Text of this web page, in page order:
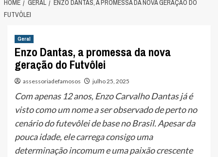
HOME GERAL
ENZO DANTAS, A PROMESSA DA NOVA GERAÇÃO DO
FUTVÔLEI
Geral
Enzo Dantas, a promessa da nova
geração do Futvôlei
assessoriadefamosos julho 25, 2025
Com apenas 12 anos, Enzo Carvalho Dantas já é
visto como um nome a ser observado de perto no
cenário do futevôlei de base no Brasil. Apesar da
pouca idade, ele carrega consigo uma
determinação incomum e uma paixão crescente